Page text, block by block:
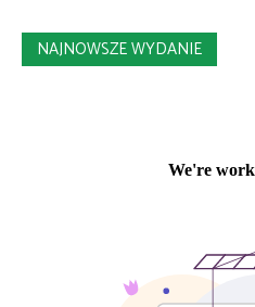
NAJNOWSZE WYDANIE